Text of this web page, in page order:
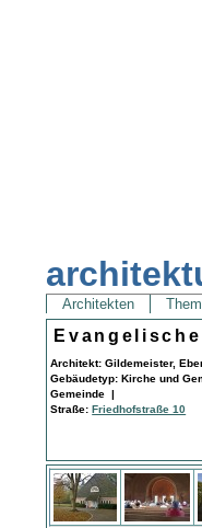
Architekten
Architekt: Gildemeister,
Gebäudetyp: Kirche und
Gemeinde |
Straße:Friedhofstraße 10